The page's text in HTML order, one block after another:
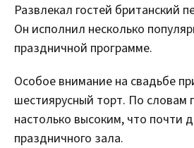
Развлекал гостей британский
Он исполнил несколько
праздничной программе.
Особое внимание на свадьбе
шестиярусный торт. По словам
настолько высоким, что почти
праздничного зала.